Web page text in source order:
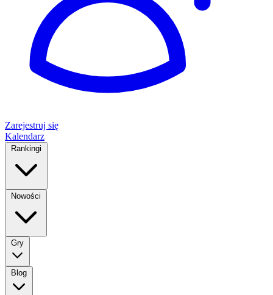
Zarejestruj się
Kalendarz
Rankingi
Nowości
Gry
Blog